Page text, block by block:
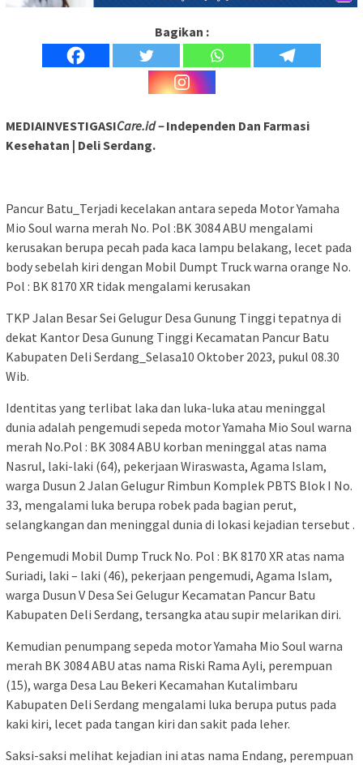
Bagikan :
MEDIAINVESTIGASICare.id –Independen Dan Farmasi
Kesehatan | Deli Serdang.
Pancur Batu_Terjadi kecelakan antara sepeda Motor Yamaha
Mio Soul warna merah No. Pol :BK 3084 ABU mengalami
kerusakan berupa pecah pada kaca lampu belakang, lecet pada
body sebelah kiri dengan Mobil Dumpt Truck warna orange No.
Pol : BK 8170 XR tidak mengalami kerusakan
TKP Jalan Besar Sei Gelugur Desa Gunung Tinggi tepatnya di
dekat Kantor Desa Gunung Tinggi Kecamatan Pancur Batu
Kabupaten Deli Serdang_Selasa10 Oktober 2023, pukul 08.30
Wib.
Identitas yang terlibat laka dan luka-luka atau meninggal
dunia adalah pengemudi sepeda motor Yamaha Mio Soul warna
merah No.Pol : BK 3084 ABU korban meninggal atas nama
Nasrul, laki-laki (64), pekerjaan Wiraswasta, Agama Islam,
warga Dusun 2 Jalan Gelugur Rimbun Komplek PBTS Blok I No.
33, mengalami luka berupa robek pada bagian perut,
selangkangan dan meninggal dunia di lokasi kejadian tersebut .
Pengemudi Mobil Dump Truck No. Pol : BK 8170 XR atas nama
Suriadi, laki – laki (46), pekerjaan pengemudi, Agama Islam,
warga Dusun V Desa Sei Gelugur Kecamatan Pancur Batu
Kabupaten Deli Serdang, tersangka atau supir melarikan diri.
Kemudian penumpang sepeda motor Yamaha Mio Soul warna
merah BK 3084 ABU atas nama Riski Rama Ayli, perempuan
(15), warga Desa Lau Bekeri Kecamahan Kutalimbaru
Kabupaten Deli Serdang mengalami luka berupa putus pada
kaki kiri, lecet pada tangan kiri dan sakit pada leher.
Saksi-saksi melihat kejadian ini atas nama Endang, perempuan